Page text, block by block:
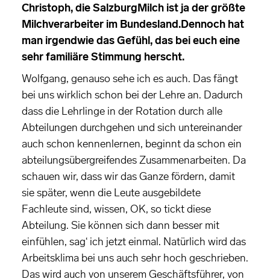
Christoph, die SalzburgMilch ist ja der größte
Milchverarbeiter im Bundesland.Dennoch hat
man irgendwie das Gefühl, das bei euch eine
sehr familiäre Stimmung herscht.
Wolfgang, genauso sehe ich es auch. Das fängt
bei uns wirklich schon bei der Lehre an. Dadurch
dass die Lehrlinge in der Rotation durch alle
Abteilungen durchgehen und sich untereinander
auch schon kennenlernen, beginnt da schon ein
abteilungsübergreifendes Zusammenarbeiten. Da
schauen wir, dass wir das Ganze fördern, damit
sie später, wenn die Leute ausgebildete
Fachleute sind, wissen, OK, so tickt diese
Abteilung. Sie können sich dann besser mit
einfühlen, sag‘ ich jetzt einmal. Natürlich wird das
Arbeitsklima bei uns auch sehr hoch geschrieben.
Das wird auch von unserem Geschäftsführer, von